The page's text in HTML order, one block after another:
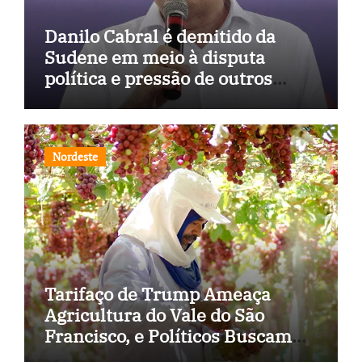
Danilo Cabral é demitido da
Sudene em meio à disputa
política e pressão de outros
estados
Nordeste
Tarifaço de Trump Ameaça
Agricultura do Vale do São
Francisco, e Políticos Buscam
Soluções